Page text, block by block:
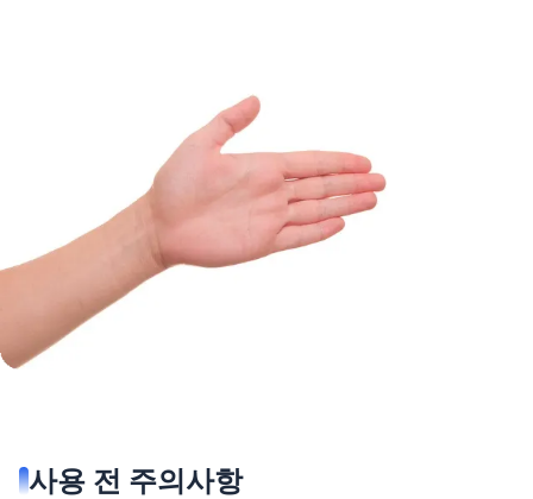
사용 전 주의사항